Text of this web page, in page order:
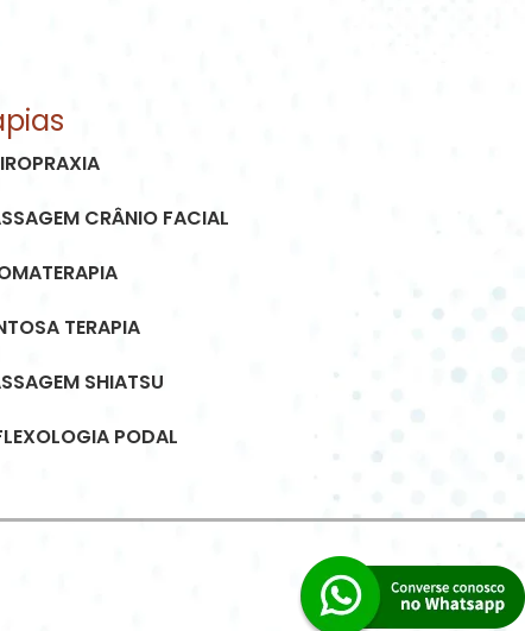
CRÂNIO FACIAL
TERAPIA
SHIATSU
PODAL